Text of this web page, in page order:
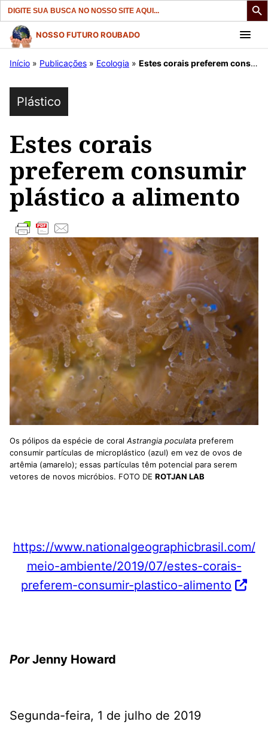
Search
for:
Pular
para
conteúdo
NOSSO FUTURO ROUBADO
Início » Publicações » Ecologia » Estes corais preferem consumir plástico a alimento
Plástico
Estes corais
preferem consumir
plástico a alimento
Os pólipos da espécie de coral Astrangia poculata preferem
consumir partículas de microplástico (azul) em vez de ovos de
artêmia (amarelo); essas partículas têm potencial para serem
vetores de novos micróbios. FOTO DE ROTJAN LAB
https://www.nationalgeographicbrasil.com/
meio-ambiente/2019/07/estes-corais-
preferem-consumir-plastico-alimento
PorJenny Howard
Segunda-feira, 1 de julho de 2019